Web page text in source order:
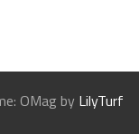
OMag by LilyTurf